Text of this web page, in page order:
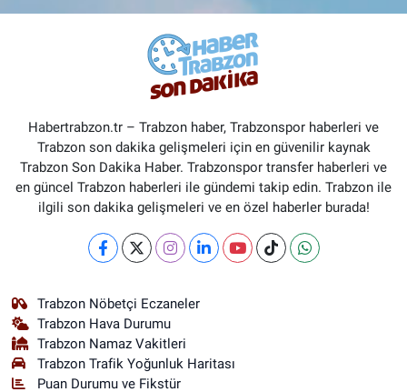
Habertrabzon.tr – Trabzon haber, Trabzonspor haberleri ve
Trabzon son dakika gelişmeleri için en güvenilir kaynak
Trabzon Son Dakika Haber. Trabzonspor transfer haberleri ve
en güncel Trabzon haberleri ile gündemi takip edin. Trabzon ile
ilgili son dakika gelişmeleri ve en özel haberler burada!
Trabzon Nöbetçi Eczaneler
Trabzon Hava Durumu
Trabzon Namaz Vakitleri
Trabzon Trafik Yoğunluk Haritası
Puan Durumu ve Fikstür